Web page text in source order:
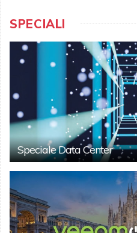
SPECIALI
Speciale Data Center